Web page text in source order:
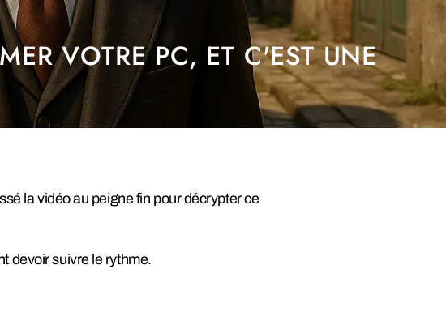
VOTRE PC, ET C'EST UNE
la vidéo au peigne fin pour décrypter ce
devoir suivre le rythme.